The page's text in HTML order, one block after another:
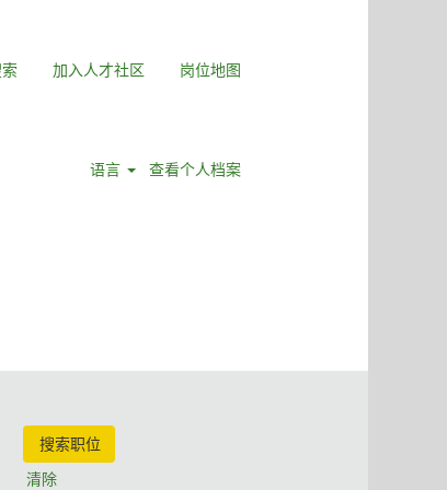
加入人才社区 岗位地图
语言 查看个人档案
清除